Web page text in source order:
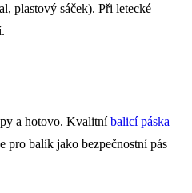
plastový sáček). Při letecké
a hotovo. Kvalitníbalicí páska
pro balík jako bezpečnostní pás